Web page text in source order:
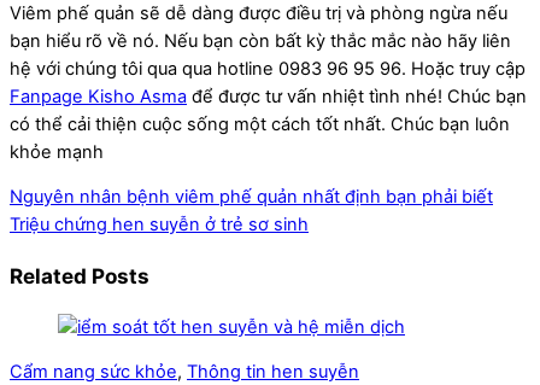
Viêm phế quản sẽ dễ dàng được điều trị và phòng ngừa nếu
bạn hiểu rõ về nó. Nếu bạn còn bất kỳ thắc mắc nào hãy liên
hệ với chúng tôi qua qua hotline 0983 96 95 96. Hoặc truy cập
Fanpage Kisho Asma để được tư vấn nhiệt tình nhé! Chúc bạn
có thể cải thiện cuộc sống một cách tốt nhất. Chúc bạn luôn
khỏe mạnh
Nguyên nhân bệnh viêm phế quản nhất định bạn phải biết
Triệu chứng hen suyễn ở trẻ sơ sinh
Related Posts
Cẩm nang sức khỏe, Thông tin hen suyễn